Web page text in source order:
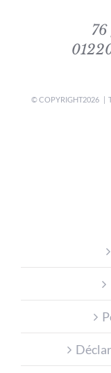
76
© COPYRIGHT2026 |